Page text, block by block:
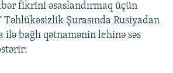
fikrini əsaslandırmaq üçün
Təhlükəsizlik Şurasında Rusiyadan
bağlı qətnamənin lehinə səs